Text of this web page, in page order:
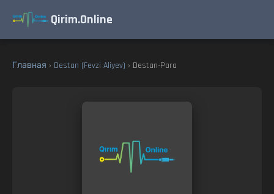
Qirim.Online
Главная › Destan (Fevzi Aliyev) › Destan-Para